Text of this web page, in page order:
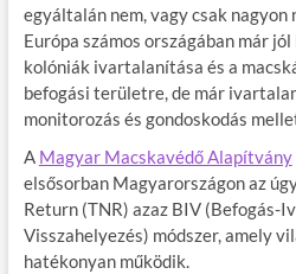
egyáltalán nem, vagy csak nagyon
Európa számos országában már
kolóniák ivartalanítása és a
befogási területre, de már
monitorozás és gondoskodás
A Magyar Macskavédő Alapítvány
elsősorban Magyarországon az
Return (TNR) azaz BIV (Befogás-
Visszahelyezés) módszer, amely
hatékonyan működik.